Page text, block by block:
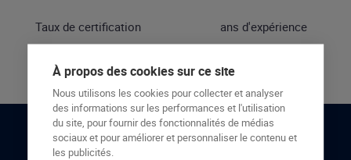
Taux de certification ans d'expérience
RESTONS EN CONTACT
À propos des cookies sur ce site
Nous utilisons les cookies pour collecter et analyser
des informations sur les performances et l'utilisation
du site, pour fournir des fonctionnalités de médias
sociaux et pour améliorer et personnaliser le contenu et
les publicités.